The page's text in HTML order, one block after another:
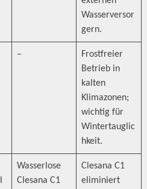
Wasserversor
gern.
–
Frostfreier
Betrieb in
kalten
Klimazonen;
wichtig für
Wintertauglic
hkeit.
Wasserlose
Clesana C1
Clesana C1
eliminiert